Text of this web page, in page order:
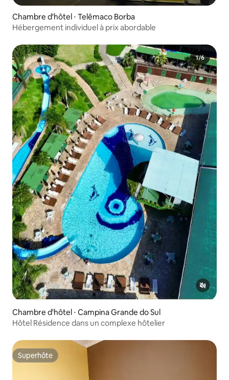
Chambre d'hôtel ⋅ Telêmaco Borba
Hébergement individuel à prix abordable
Chambre d'hôtel ⋅ Campina Grande do Sul
Hôtel Résidence dans un complexe hôtelier
Superhôte
Superhôte